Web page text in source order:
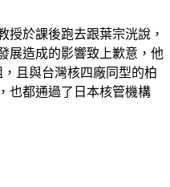
授於課後跑去跟葉宗洸說，
展造成的影響致上歉意，他
且與台灣核四廠同型的柏
也都通過了日本核管機構